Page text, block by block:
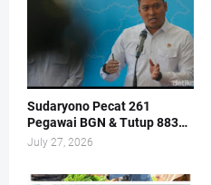
Sudaryono Pecat 261
Pegawai BGN & Tutup 883
Dapur MBG
July 27, 2026